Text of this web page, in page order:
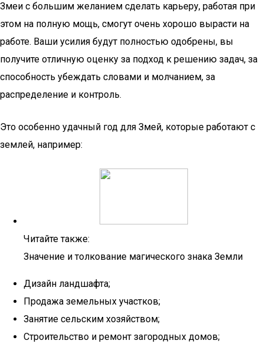
Змеи с большим желанием сделать карьеру, работая при
этом на полную мощь, смогут очень хорошо вырасти на
работе. Ваши усилия будут полностью одобрены, вы
получите отличную оценку за подход к решению задач, за
способность убеждать словами и молчанием, за
распределение и контроль.
Это особенно удачный год для Змей, которые работают с
землей, например:
Читайте также:
Значение и толкование магического знака Земли
Дизайн ландшафта;
Продажа земельных участков;
Занятие сельским хозяйством;
Строительство и ремонт загородных домов;